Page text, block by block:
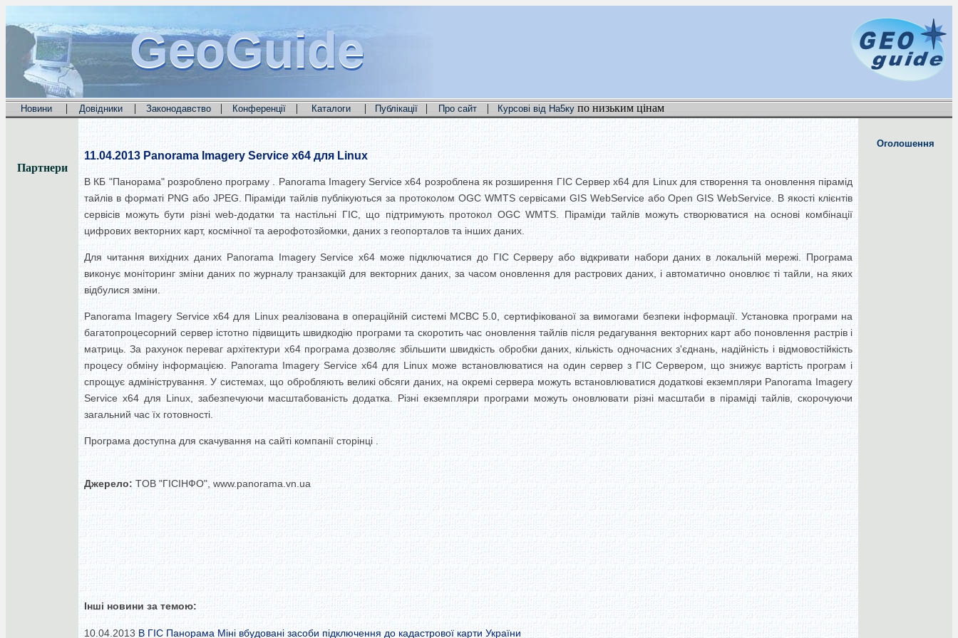
GeoGuide
GeoGuide
GeoGuide
Новини | Довідники | Законодавство | Конференції | Каталоги | Публікації | Про сайт | Курсові від На5ку по низьким цінам
Партнери
11.04.2013 Panorama Imagery Service x64 для Linux
В КБ "Панорама" розроблено програму .
Panorama Imagery Service x64 розроблена як розширення ГІС Сервер x64 для Linux для створення та оновлення пірамід
тайлів в форматі PNG або JPEG.
Піраміди тайлів публікуються за протоколом OGC WMTS сервісами GIS WebService або Open GIS WebService.
В якості клієнтів
сервісів можуть бути різні web-додатки та настільні ГІС, що підтримують протокол OGC WMTS.
Піраміди тайлів можуть створюватися на основі комбінації
цифрових векторних карт, космічної та аерофотозйомки, даних з геопорталов та інших даних.
Для читання вихідних даних Panorama Imagery Service x64 може підключатися до ГІС Серверу або відкривати набори даних в локальній мережі.
Програма
виконує моніторинг зміни даних по журналу транзакцій для векторних даних, за часом оновлення для растрових даних, і автоматично оновлює ті тайли, на яких
відбулися зміни.
Panorama Imagery Service x64 для Linux реалізована в операційній системі МСВС 5.0, сертифікованої за вимогами безпеки інформації. Установка програми на
багатопроцесорний сервер істотно підвищить швидкодію програми та скоротить час оновлення тайлів після редагування векторних карт або поновлення растрів і
матриць. За рахунок переваг архітектури x64 програма дозволяє збільшити швидкість обробки даних, кількість одночасних з'єднань, надійність і відмовостійкість
процесу обміну інформацією.
Panorama Imagery Service x64 для Linux може встановлюватися на один сервер з ГІС Сервером, що знижує вартість програм і
спрощує адміністрування. У системах, що обробляють великі обсяги даних, на окремі сервера можуть встановлюватися додаткові екземпляри Panorama Imagery
Service x64 для Linux, забезпечуючи масштабованість додатка.
Різні екземпляри програми можуть оновлювати різні масштаби в піраміді тайлів, скорочуючи
загальний час їх готовності.
Програма доступна для скачування на сайті компанії сторінці .
Джерело: TOB "ГІСІНФО", www.panorama.vn.ua
Інші новини за темою:
10.04.2013 В ГІС Панорама Міні вбудовані засоби підключення до кадастрової карти України
Оголошення